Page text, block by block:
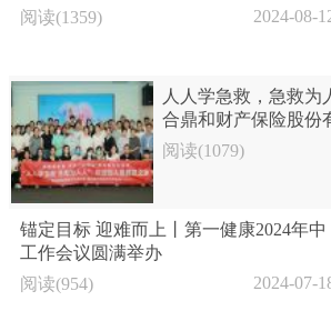
阅读(1359)
2024-08-
人人学急救，急救为
合鼎和财产保险股份
培训活动
阅读(1079)
锚定目标 迎难而上丨第一健康2024年中
工作会议圆满举办
阅读(954)
2024-07-